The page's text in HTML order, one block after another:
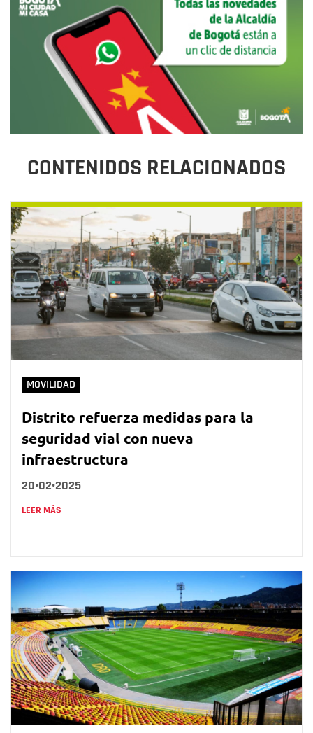
CONTENIDOS RELACIONADOS
MOVILIDAD
Distrito refuerza medidas para la
seguridad vial con nueva
infraestructura
20•02•2025
LEER MÁS